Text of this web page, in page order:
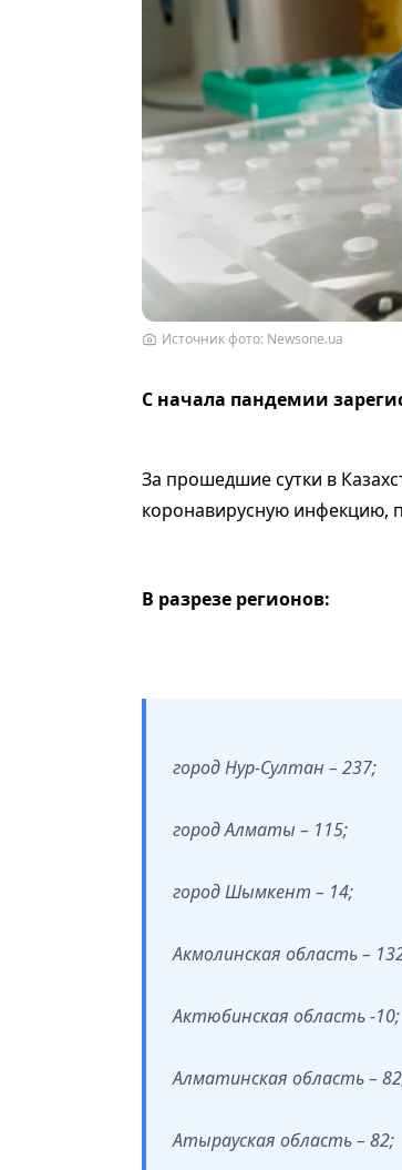
Источник фото: Newsоne.ua
С начала пандемии
За прошедшие сутки в
коронавирусную инфекцию,
В разрезе регионов:
город Нур-Султан – 237;
город Алматы – 115;
город Шымкент – 14;
Акмолинская область –
Актюбинская область -10;
Алматинская область –
Атырауская область – 82;